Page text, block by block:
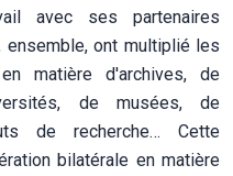
avec ses partenaires
ensemble, ont multiplié les
matière d'archives, de
de musées, de
de recherche… Cette
bilatérale en matière